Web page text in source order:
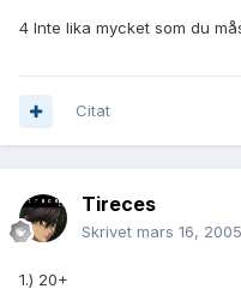
4 Inte lika mycket som du
Citat
Tireces
Skrivet mars 16, 2005
1.) 20+